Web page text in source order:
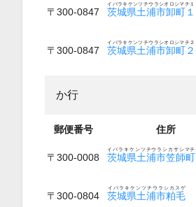
〒300-0847 茨城県土浦市卸町１
イバラキケンツチウラシオロシマチ１
〒300-0847 茨城県土浦市卸町２
イバラキケンツチウラシオロシマチ２
か行
郵便番号 住所
〒300-0008 茨城県土浦市笠師町
イバラキケンツチウラシカサシマチ
〒300-0804 茨城県土浦市粕毛
イバラキケンツチウラシカスゲ